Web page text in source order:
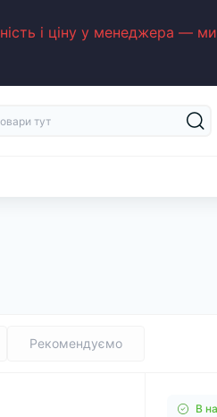
і ціну у менеджера — ми
Рекомендуємо
В